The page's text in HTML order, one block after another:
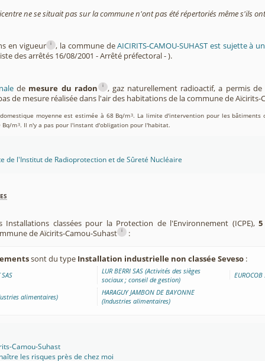
ne se situait pas sur la commune n'ont pas été répertoriés même s'ils
en vigueur i , la commune deAICIRITS-CAMOU-SUHAST est sujette à
des arrêtés 16/08/2001 - Arrêté préfectoral - ).
de mesure du radon i
, gaz naturellement radioactif, a permis
de mesure réalisée dans l'air des habitations de la commune de Aïcirits-
moyenne est estimée à 68 Bq/m3. La limite d'intervention pour les bâtiments
Bq/m3. Il n'y a pas pour l'instant d'obligation pour l'habitat.
de l'Institut de Radioprotection et de Sûreté Nucléaire
Installations classées pour la Protection de l'Environnement (ICPE),5
de Aïcirits-Camou-Suhast
i :
sont du type Installation industrielle non classée Seveso :
SAS
LUR BERRI SAS (Activités des sièges
sociaux ; conseil de gestion)
alimentaires)
HARAGUY JAMBON DE BAYONNE
(Industries alimentaires)
Camou-Suhast
les risques près de chez moi